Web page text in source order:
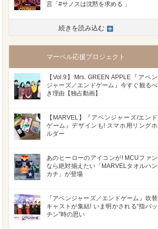
>
言「#サノスは沈黙を求める 」
続きを読み込む
マーベル応援プロジェクト
【Vol.9】Mrs. GREEN APPLE『アベン
ジャーズ／エンドゲーム』今すぐ観るべ
き理由【独占動画】
【MARVEL】『アベンジャーズ/エンド
ゲーム』デザインも! スマホ用リングホ
ルダー
あのヒーローのアイコンが! MCUファン
なら絶対揃えたい「MARVELタオルハン
カチ」が登場
『アベンジャーズ／エンドゲーム』吹替
キャストが集結! いま明かされる“指パッ
チン”時の思い